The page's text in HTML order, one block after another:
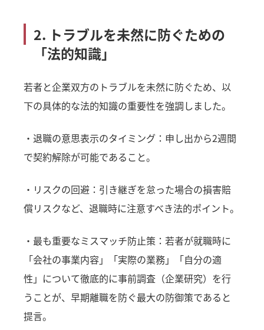
2. トラブルを未然に防ぐための
「法的知識」
若者と企業双方のトラブルを未然に防ぐため、以
下の具体的な法的知識の重要性を強調しました。
・退職の意思表示のタイミング：申し出から2週間
で契約解除が可能であること。
・リスクの回避：引き継ぎを怠った場合の損害賠
償リスクなど、退職時に注意すべき法的ポイント。
・最も重要なミスマッチ防止策：若者が就職時に
「会社の事業内容」「実際の業務」「自分の適
性」について徹底的に事前調査（企業研究）を行
うことが、早期離職を防ぐ最大の防御策であると
提言。